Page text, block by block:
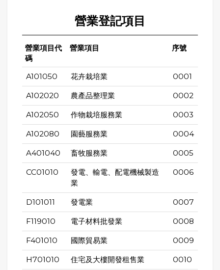
營業登記項目
營業項目代
碼
營業項目 序號
A101050 花卉栽培業 0001
A102020 農產品整理業 0002
A102050 作物栽培服務業 0003
A102080 園藝服務業 0004
A401040 畜牧服務業 0005
CC01010
發電、輸電、配電機械製造
業
0006
D101011 發電業 0007
F119010 電子材料批發業 0008
F401010 國際貿易業 0009
H701010 住宅及大樓開發租售業 0010